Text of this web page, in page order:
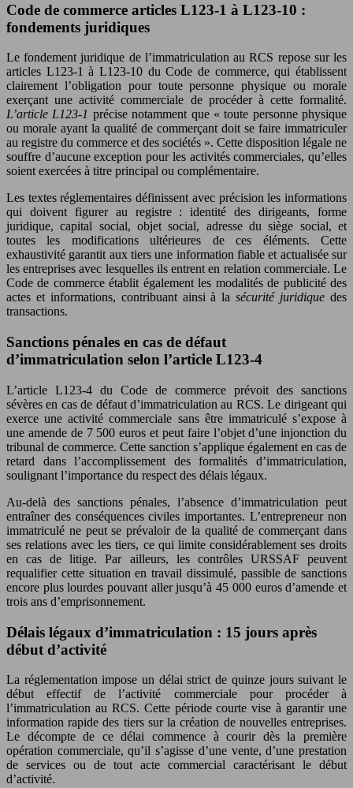
Code de commerce articles L123-1 à L123-10 :
fondements juridiques
Le fondement juridique de l’immatriculation au RCS repose sur les
articles L123-1 à L123-10 du Code de commerce, qui établissent
clairement l’obligation pour toute personne physique ou morale
exerçant une activité commerciale de procéder à cette formalité.
L’article L123-1 précise notamment que « toute personne physique
ou morale ayant la qualité de commerçant doit se faire immatriculer
au registre du commerce et des sociétés ». Cette disposition légale ne
souffre d’aucune exception pour les activités commerciales, qu’elles
soient exercées à titre principal ou complémentaire.
Les textes réglementaires définissent avec précision les informations
qui doivent figurer au registre : identité des dirigeants, forme
juridique, capital social, objet social, adresse du siège social, et
toutes les modifications ultérieures de ces éléments. Cette
exhaustivité garantit aux tiers une information fiable et actualisée sur
les entreprises avec lesquelles ils entrent en relation commerciale. Le
Code de commerce établit également les modalités de publicité des
actes et informations, contribuant ainsi à lasécurité juridiquedes
transactions.
Sanctions pénales en cas de défaut
d’immatriculation selon l’article L123-4
L’article L123-4 du Code de commerce prévoit des sanctions
sévères en cas de défaut d’immatriculation au RCS. Le dirigeant qui
exerce une activité commerciale sans être immatriculé s’expose à
une amende de 7 500 euros et peut faire l’objet d’une injonction du
tribunal de commerce. Cette sanction s’applique également en cas de
retard dans l’accomplissement des formalités d’immatriculation,
soulignant l’importance du respect des délais légaux.
Au-delà des sanctions pénales, l’absence d’immatriculation peut
entraîner des conséquences civiles importantes. L’entrepreneur non
immatriculé ne peut se prévaloir de la qualité de commerçant dans
ses relations avec les tiers, ce qui limite considérablement ses droits
en cas de litige. Par ailleurs, les contrôles URSSAF peuvent
requalifier cette situation en travail dissimulé, passible de sanctions
encore plus lourdes pouvant aller jusqu’à 45 000 euros d’amende et
trois ans d’emprisonnement.
Délais légaux d’immatriculation : 15 jours après
début d’activité
La réglementation impose un délai strict de quinze jours suivant le
début effectif de l’activité commerciale pour procéder à
l’immatriculation au RCS. Cette période courte vise à garantir une
information rapide des tiers sur la création de nouvelles entreprises.
Le décompte de ce délai commence à courir dès la première
opération commerciale, qu’il s’agisse d’une vente, d’une prestation
de services ou de tout acte commercial caractérisant le début
d’activité.